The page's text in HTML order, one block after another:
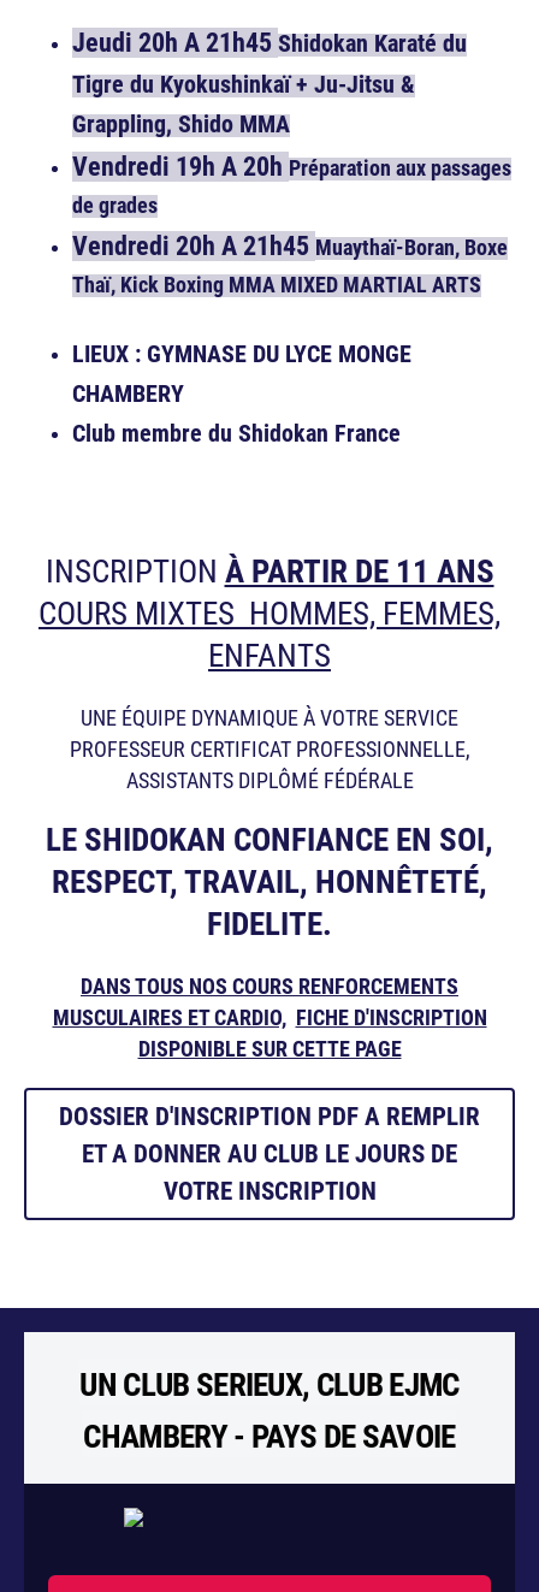
Jeudi 20h A 21h45 Shidokan Karaté du
Tigre du Kyokushinkaï + Ju-Jitsu &
Grappling, Shido MMA
Vendredi 19h A 20h Préparation aux passages
de grades
Vendredi 20h A 21h45 Muaythaï-Boran, Boxe
Thaï, Kick Boxing MMA MIXED MARTIAL ARTS
LIEUX : GYMNASE DU LYCE MONGE
CHAMBERY
Club membre du Shidokan France
INSCRIPTION À PARTIR DE 11 ANS
COURS MIXTES HOMMES, FEMMES,
ENFANTS
UNE ÉQUIPE DYNAMIQUE À VOTRE SERVICE
PROFESSEUR CERTIFICAT PROFESSIONNELLE,
ASSISTANTS DIPLÔMÉ FÉDÉRALE
LE SHIDOKAN CONFIANCE EN SOI,
RESPECT, TRAVAIL, HONNÊTETÉ,
FIDELITE.
DANS TOUS NOS COURS RENFORCEMENTS
MUSCULAIRES ET CARDIO, FICHE D'INSCRIPTION
DISPONIBLE SUR CETTE PAGE
DOSSIER D'INSCRIPTION PDF A REMPLIR
ET A DONNER AU CLUB LE JOURS DE
VOTRE INSCRIPTION
UN CLUB SERIEUX, CLUB EJMC
CHAMBERY - PAYS DE SAVOIE